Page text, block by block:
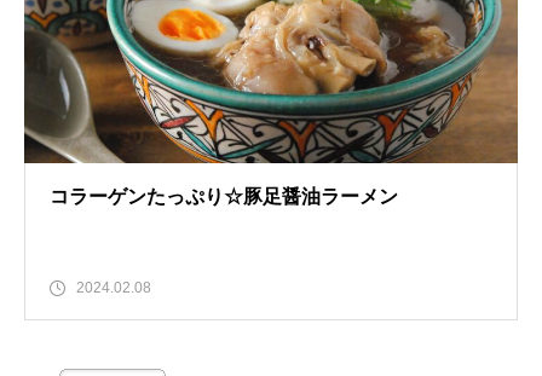
コラーゲンたっぷり☆豚足醤油ラーメン
2024.02.08